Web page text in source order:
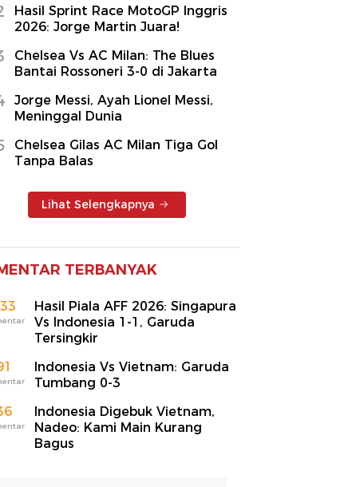
Hasil Sprint Race MotoGP Inggris
2026: Jorge Martin Juara!
Chelsea Vs AC Milan: The Blues
Bantai Rossoneri 3-0 di Jakarta
Jorge Messi, Ayah Lionel Messi,
Meninggal Dunia
Chelsea Gilas AC Milan Tiga Gol
Tanpa Balas
Lihat Selengkapnya
TERBANYAK
Hasil Piala AFF 2026: Singapura
Vs Indonesia 1-1, Garuda
Tersingkir
Indonesia Vs Vietnam: Garuda
Tumbang 0-3
Indonesia Digebuk Vietnam,
Nadeo: Kami Main Kurang
Bagus